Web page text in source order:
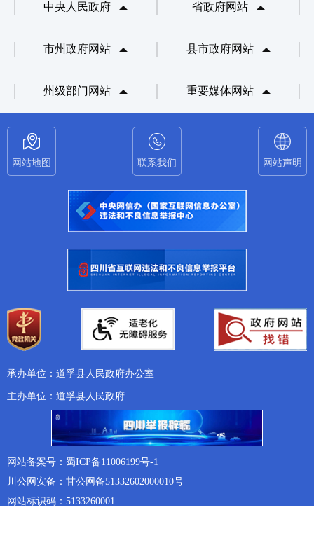
中央人民政府 省政府网站
市州政府网站 县市政府网站
州级部门网站 重要媒体网站
网站地图 联系我们 网站声明
承办单位：道孚县人民政府办公室
主办单位：道孚县人民政府
网站备案号：蜀ICP备11006199号-1
川公网安备：甘公网备51332602000010号
网站标识码：5133260001